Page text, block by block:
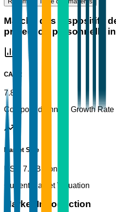
Marché des dispositifs
protection personnelle
CAGR
7.8%
Compound Annual Growth Rate
Market Size
USD 7.5 Billion
Current Market Valuation
Market Introduction